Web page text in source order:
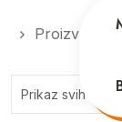
Proizvodi
Prikaz svih 6